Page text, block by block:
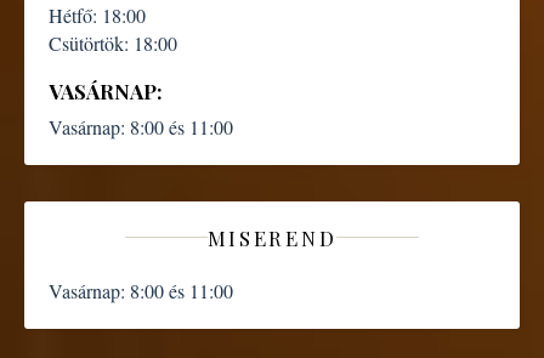
Hétfő: 18:00
Csütörtök: 18:00
VASÁRNAP:
Vasárnap: 8:00 és 11:00
MISEREND
Vasárnap: 8:00 és 11:00